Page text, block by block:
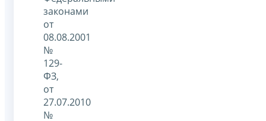
законами
от
08.08.2001
№
129-
ФЗ,
от
27.07.2010
№